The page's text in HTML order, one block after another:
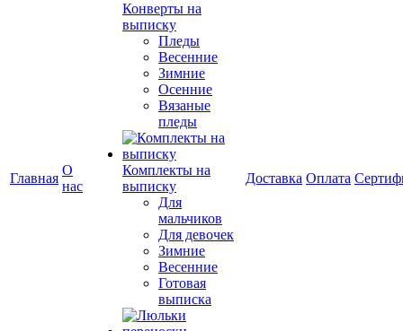
Главная
О
нас
Конверты на
выписку
Пледы
Весенние
Зимние
Осенние
Вязаные
пледы
Комплекты на
выписку
Для
мальчиков
Для девочек
Зимние
Весенние
Готовая
выписка
Доставка Оплата